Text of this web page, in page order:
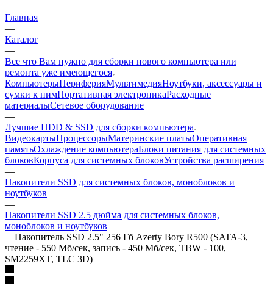
Главная
—
Каталог
—
Все что Вам нужно для сборки нового компьютера или
ремонта уже имеющегося
КомпьютерыПериферияМультимедияНоутбуки, аксессуары и
сумки к нимПортативная электроникаРасходные
материалыСетевое оборудование
—
Лучшие HDD & SSD для сборки компьютера
ВидеокартыПроцессорыМатеринские платыОперативная
памятьОхлаждение компьютераБлоки питания для системных
блоковКорпуса для системных блоковУстройства расширения
—
Накопители SSD для системных блоков, моноблоков и
ноутбуков
—
Накопители SSD 2.5 дюйма для системных блоков,
моноблоков и ноутбуков
—Накопитель SSD 2.5" 256 Гб Azerty Bory R500 (SATA-3,
чтение - 550 Мб/сек, запись - 450 Мб/сек, TBW - 100,
SM2259XT, TLC 3D)